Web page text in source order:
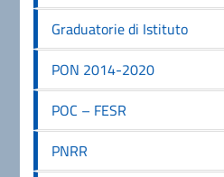
Graduatorie di Istituto
PON 2014-2020
POC – FESR
PNRR